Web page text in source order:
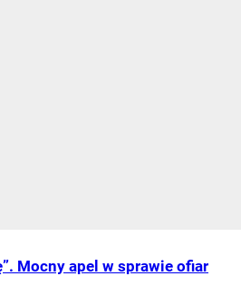
Mocny apel w sprawie ofiar